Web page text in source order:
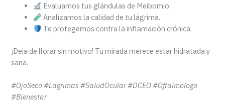
Evaluamos tus glándulas de Meibomio.
Analizamos la calidad de tu lágrima.
Te protegemos contra la inflamación crónica.
¡Deja de llorar sin motivo! Tu mirada merece estar hidratada y
sana.
#OjoSeco #Lagrimas #SaludOcular #DCEO #Oftalmologo
#Bienestar